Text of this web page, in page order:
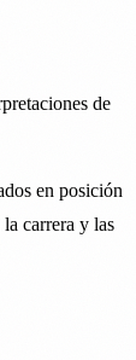
de
en posición
carrera y las